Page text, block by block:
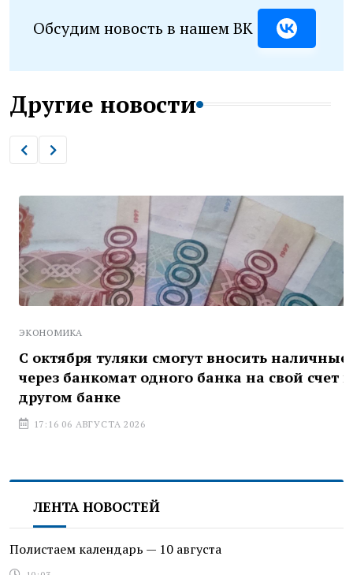
Обсудим новость в нашем ВК
Другие новости
ЭКОНОМИКА
С октября туляки смогут вносить наличные
через банкомат одного банка на свой счет в
другом банке
17:16 06 АВГУСТА 2026
ЛЕНТА НОВОСТЕЙ
Полистаем календарь — 10 августа